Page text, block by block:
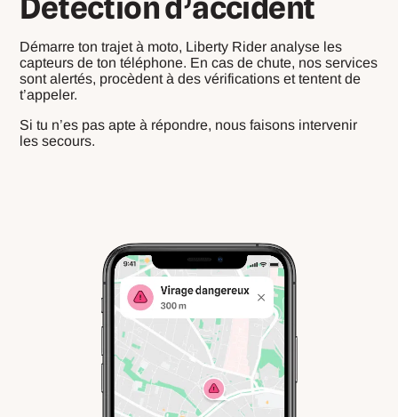
Détection d’accident
Démarre ton trajet à moto, Liberty Rider analyse les
capteurs de ton téléphone. En cas de chute, nos services
sont alertés, procèdent à des vérifications et tentent de
t’appeler.
Si tu n’es pas apte à répondre, nous faisons intervenir
les secours.